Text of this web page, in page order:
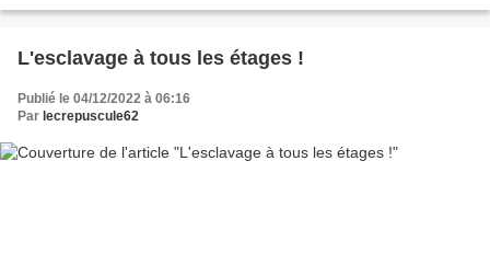
L'esclavage à tous les étages !
Publié le 04/12/2022 à 06:16
Par lecrepuscule62